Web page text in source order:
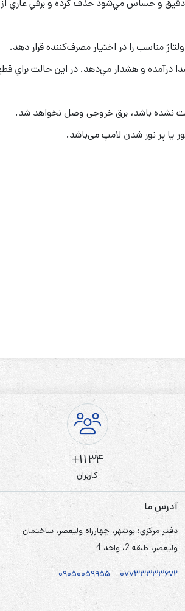
و حساس مي‌شود حذف كرده و برقي عاري
مناسب را در اختيار مصرف‌كننده قرار دهد.
مصرفي دستگاه بيش از 25 آمپر در هر فاز شود به صدا درآمده و هشدار
نشده باشد، برق خروجی وصل نخواهد شد.
یا پر نور شدن لامپ می‌باشد.
1134+
کاربران
آدرس ما
دفتر مرکزی: بوشهر، چهارراه ولیعصر، ساختمان
ولیعصر، طبقه 2، واحد 4
۰۷۷۳۳۳۳۳۶۷۲ – ۰۹۰۵۰۰۵۹۹۵۵